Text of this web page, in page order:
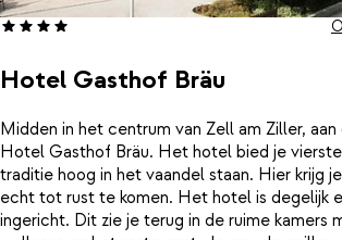
Hotel Gasthof Bräu
Midden in het centrum van Zell am Ziller,
Hotel Gasthof Bräu. Het hotel bied je
traditie hoog in het vaandel staan. Hier krijg
echt tot rust te komen. Het hotel is degelijk
ingericht. Dit zie je terug in de ruime kamers